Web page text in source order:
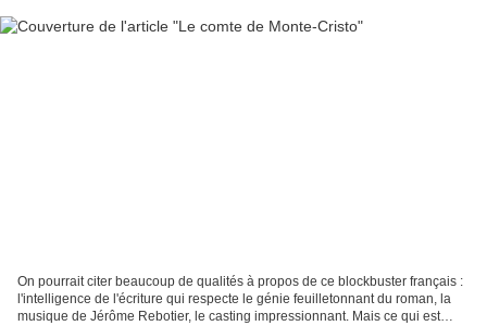
On pourrait citer beaucoup de qualités à propos de ce blockbuster français :
l'intelligence de l'écriture qui respecte le génie feuilletonnant du roman, la
musique de Jérôme Rebotier, le casting impressionnant. Mais ce qui est